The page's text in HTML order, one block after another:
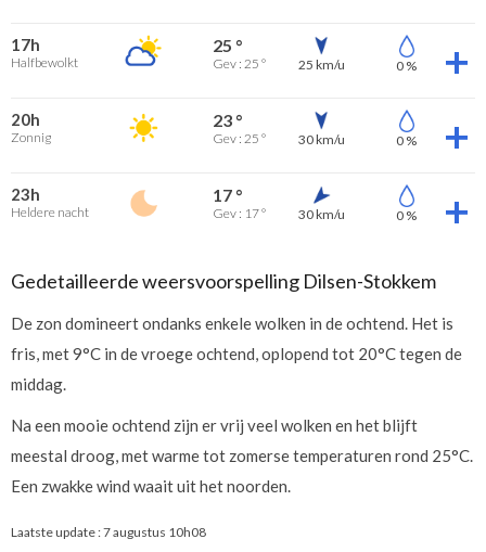
17h
Halfbewolkt
25 °
Gev : 25 ° 25 km/u 0 %
20h
Zonnig
23 °
Gev : 25 ° 30 km/u 0 %
23h
Heldere nacht
17 °
Gev : 17 ° 30 km/u 0 %
Gedetailleerde weersvoorspelling Dilsen-Stokkem
De zon domineert ondanks enkele wolken in de ochtend. Het is
fris, met 9°C in de vroege ochtend, oplopend tot 20°C tegen de
middag.
Na een mooie ochtend zijn er vrij veel wolken en het blijft
meestal droog, met warme tot zomerse temperaturen rond 25°C.
Een zwakke wind waait uit het noorden.
Laatste update :7 augustus 10h08